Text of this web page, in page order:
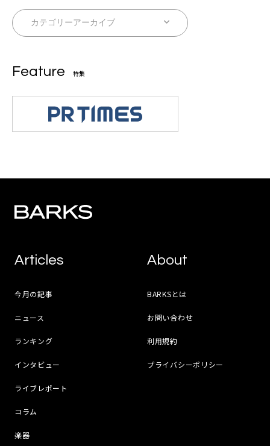
Feature 特集
Articles
今月の記事
ニュース
ランキング
インタビュー
ライブレポート
コラム
楽器
About
BARKSとは
お問い合わせ
利用規約
プライバシーポリシー